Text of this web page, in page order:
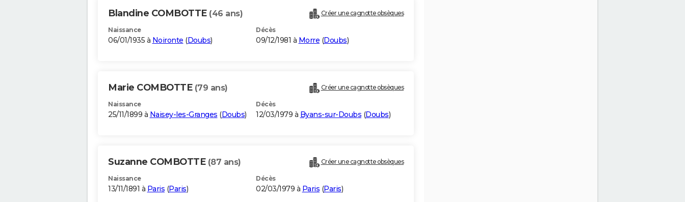
Blandine COMBOTTE (46 ans) Créer une cagnotte obsèques
Naissance
06/01/1935 à Noironte (Doubs)
Décès
09/12/1981 à Morre (Doubs)
Marie COMBOTTE (79 ans) Créer une cagnotte obsèques
Naissance
25/11/1899 à Naisey-les-Granges (Doubs)
Décès
12/03/1979 à Byans-sur-Doubs (Doubs)
Suzanne COMBOTTE (87 ans) Créer une cagnotte obsèques
Naissance
13/11/1891 à Paris (Paris)
Décès
02/03/1979 à Paris (Paris)